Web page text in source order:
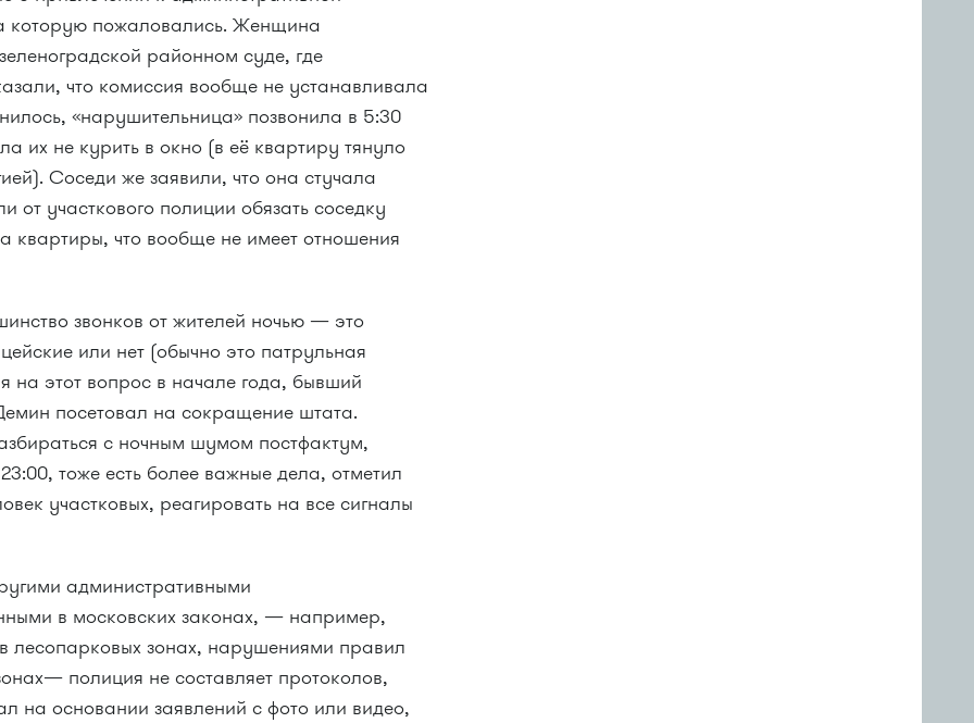
которую пожаловались. Женщина
районном суде, где
что комиссия вообще не устанавливала
«нарушительница» позвонила в 5:30
их не курить в окно (в её квартиру тянуло
Соседи же заявили, что она стучала
от участкового полиции обязать соседку
квартиры, что вообще не имеет отношения
звонков от жителей ночью — это
или нет (обычно это патрульная
на этот вопрос в начале года, бывший
посетовал на сокращение штата.
с ночным шумом постфактум,
тоже есть более важные дела, отметил
участковых, реагировать на все сигналы
административными
в московских законах, — например,
лесопарковых зонах, нарушениями правил
полиция не составляет протоколов,
на основании заявлений с фото или видео,